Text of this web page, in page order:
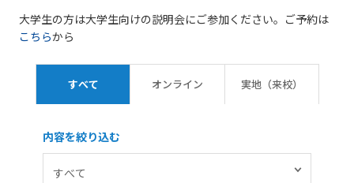
大学生の方は大学生向けの説明会にご参加ください。ご予約は
こちらから
すべて オンライン 実地（来校）
内容を絞り込む